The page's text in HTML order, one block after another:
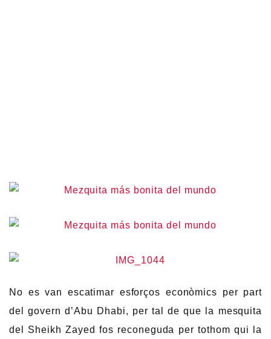
No es van escatimar esforços econòmics per part
del govern d’Abu Dhabi, per tal de que la mesquita
del Sheikh Zayed fos reconeguda per tothom qui la